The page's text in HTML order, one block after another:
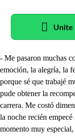
Unite
- Me pasaron muchas
emoción, la alegría, la
porque sé que trabajé
pude obtener la
carrera. Me costó
la noche recién
momento muy